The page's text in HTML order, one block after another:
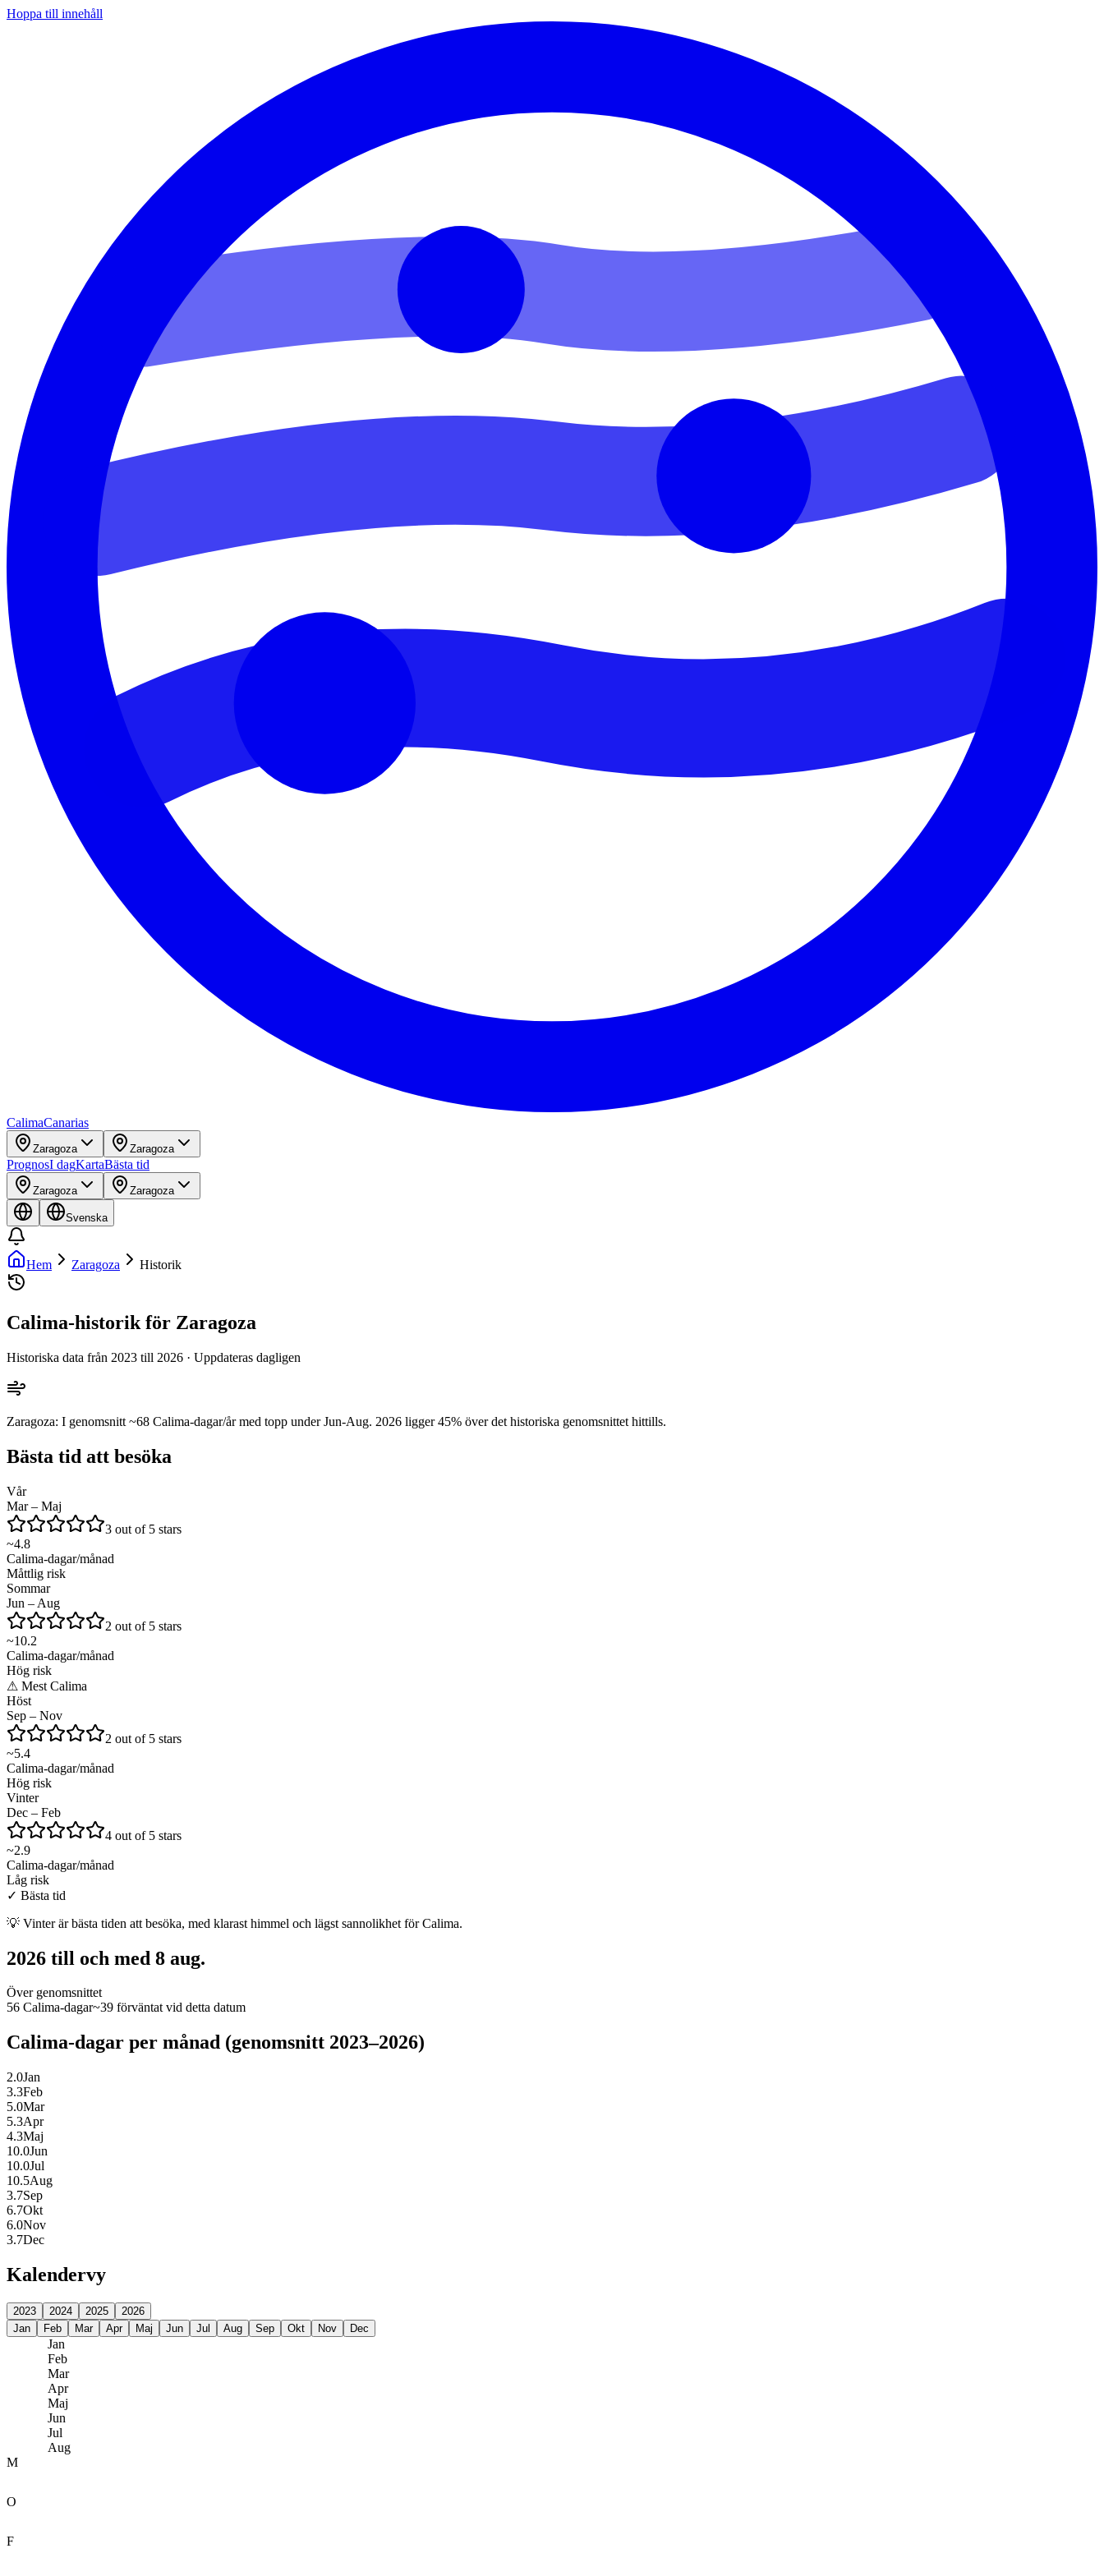
Hoppa till innehåll
CalimaCanarias
Zaragoza Zaragoza
PrognosI dagKartaBästa tid
Zaragoza Zaragoza
Svenska
Hem Zaragoza Historik
Calima-historik för Zaragoza
Historiska data från 2023 till 2026 · Uppdateras dagligen
Zaragoza: I genomsnitt ~68 Calima-dagar/år med topp under Jun-Aug. 2026 ligger 45% över det historiska genomsnittet hittills.
Bästa tid att besöka
Vår
Mar – Maj
3 out of 5 stars
~4.8
Calima-dagar/månad
Måttlig risk
Sommar
Jun – Aug
2 out of 5 stars
~10.2
Calima-dagar/månad
Hög risk
⚠ Mest Calima
Höst
Sep – Nov
2 out of 5 stars
~5.4
Calima-dagar/månad
Hög risk
Vinter
Dec – Feb
4 out of 5 stars
~2.9
Calima-dagar/månad
Låg risk
✓ Bästa tid
💡 Vinter är bästa tiden att besöka, med klarast himmel och lägst sannolikhet för Calima.
2026 till och med 8 aug.
Över genomsnittet
56 Calima-dagar~39 förväntat vid detta datum
Calima-dagar per månad (genomsnitt 2023–2026)
2.0Jan
3.3Feb
5.0Mar
5.3Apr
4.3Maj
10.0Jun
10.0Jul
10.5Aug
3.7Sep
6.7Okt
6.0Nov
3.7Dec
Kalendervy
2023 2024 2025
2026
Jan
Feb Mar Apr Maj Jun Jul Aug Sep Okt Nov Dec
Jan
Feb
Mar
Apr
Maj
Jun
Jul
Aug
M
O
F